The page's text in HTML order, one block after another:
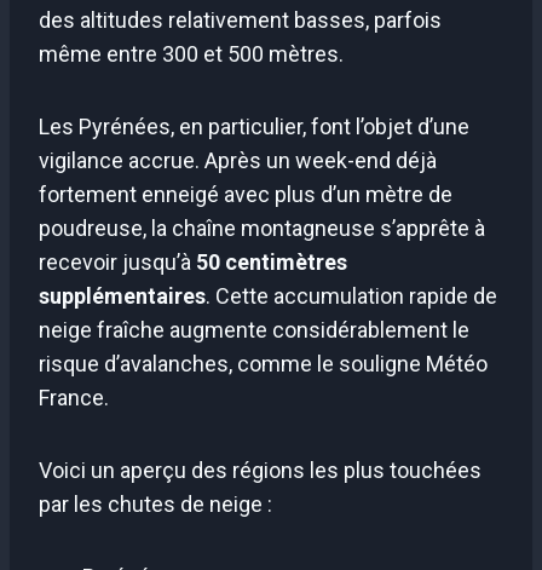
des altitudes relativement basses, parfois
même entre 300 et 500 mètres.
Les Pyrénées, en particulier, font l’objet d’une
vigilance accrue. Après un week-end déjà
fortement enneigé avec plus d’un mètre de
poudreuse, la chaîne montagneuse s’apprête à
recevoir jusqu’à 50 centimètres
supplémentaires. Cette accumulation rapide de
neige fraîche augmente considérablement le
risque d’avalanches, comme le souligne Météo
France.
Voici un aperçu des régions les plus touchées
par les chutes de neige :